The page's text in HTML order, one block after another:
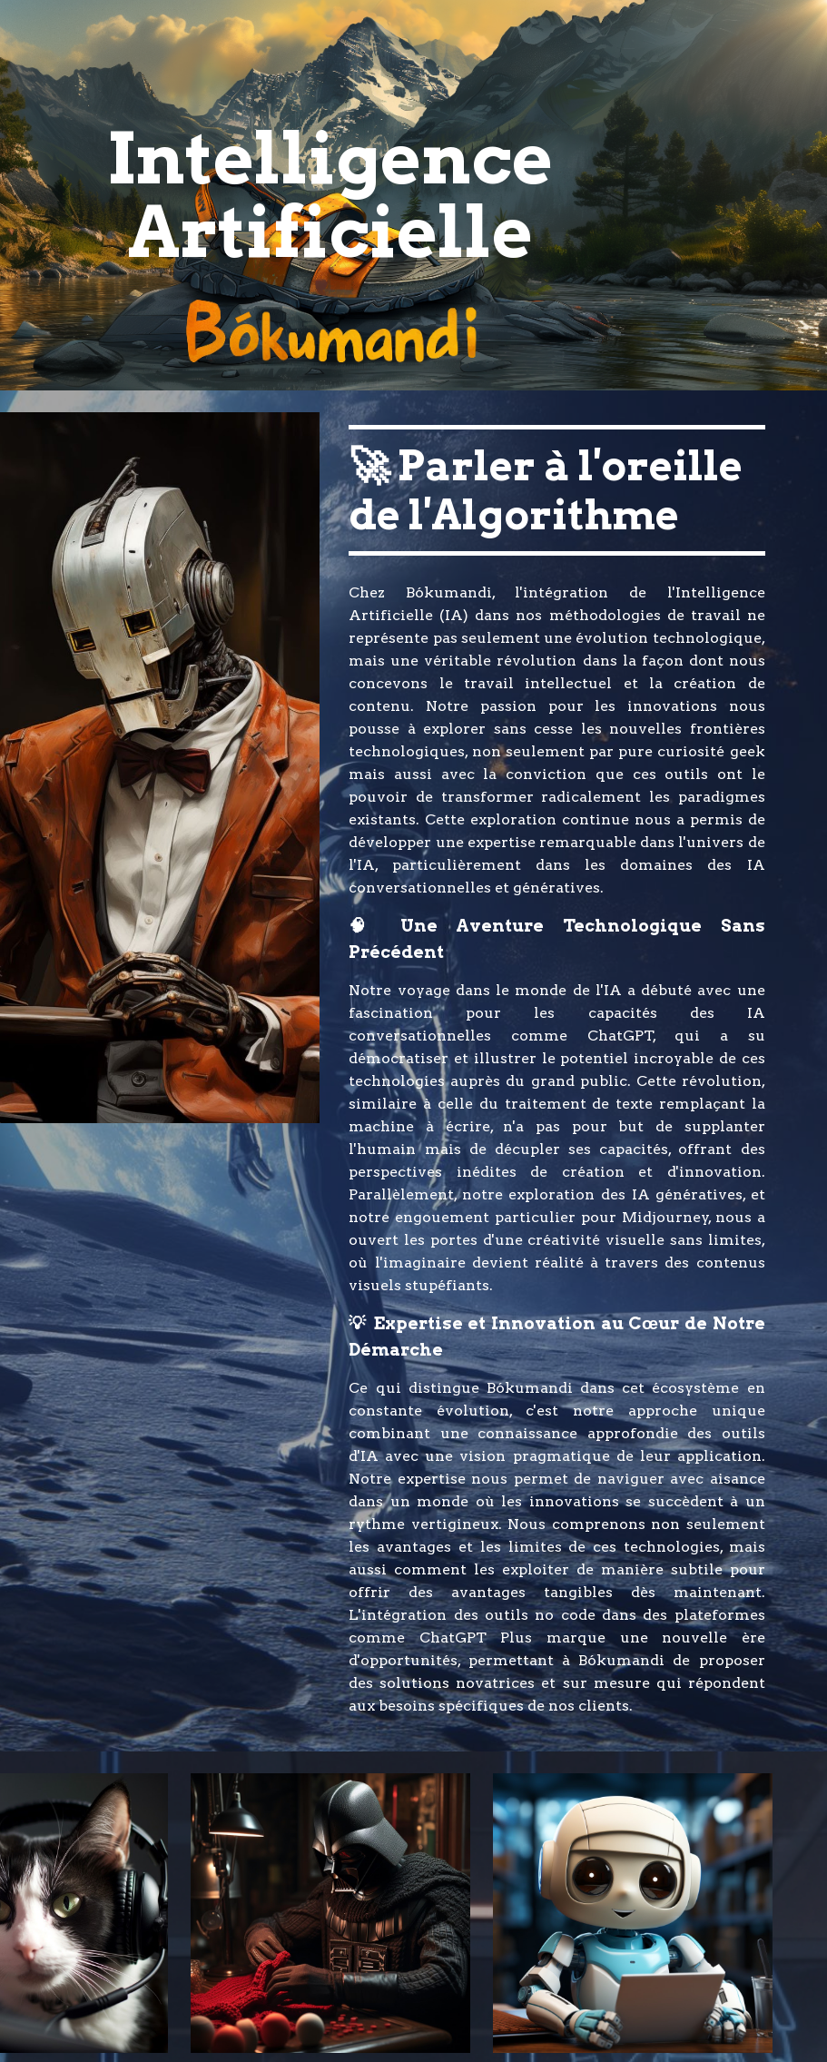
Skip to main content Skip to navigation
Intelligence
Artificielle
🚀 Parler à l'oreille
de l'Algorithme
Chez Bókumandi, l'intégration de l'Intelligence
Artificielle (IA) dans nos méthodologies de travail ne
représente pas seulement une évolution technologique,
mais une véritable révolution dans la façon dont nous
concevons le travail intellectuel et la création de
contenu. Notre passion pour les innovations nous
pousse à explorer sans cesse les nouvelles frontières
technologiques, non seulement par pure curiosité geek
mais aussi avec la conviction que ces outils ont le
pouvoir de transformer radicalement les paradigmes
existants. Cette exploration continue nous a permis de
développer une expertise remarquable dans l'univers de
l'IA, particulièrement dans les domaines des IA
conversationnelles et génératives.
🧠 Une Aventure Technologique Sans
Précédent
Notre voyage dans le monde de l'IA a débuté avec une
fascination pour les capacités des IA
conversationnelles comme ChatGPT, qui a su
démocratiser et illustrer le potentiel incroyable de ces
technologies auprès du grand public. Cette révolution,
similaire à celle du traitement de texte remplaçant la
machine à écrire, n'a pas pour but de supplanter
l'humain mais de décupler ses capacités, offrant des
perspectives inédites de création et d'innovation.
Parallèlement, notre exploration des IA génératives, et
notre engouement particulier pour Midjourney, nous a
ouvert les portes d'une créativité visuelle sans limites,
où l'imaginaire devient réalité à travers des contenus
visuels stupéfiants.
💡 Expertise et Innovation au Cœur de Notre
Démarche
Ce qui distingue Bókumandi dans cet écosystème en
constante évolution, c'est notre approche unique
combinant une connaissance approfondie des outils
d'IA avec une vision pragmatique de leur application.
Notre expertise nous permet de naviguer avec aisance
dans un monde où les innovations se succèdent à un
rythme vertigineux. Nous comprenons non seulement
les avantages et les limites de ces technologies, mais
aussi comment les exploiter de manière subtile pour
offrir des avantages tangibles dès maintenant.
L'intégration des outils no code dans des plateformes
comme ChatGPT Plus marque une nouvelle ère
d'opportunités, permettant à Bókumandi de proposer
des solutions novatrices et sur mesure qui répondent
aux besoins spécifiques de nos clients.